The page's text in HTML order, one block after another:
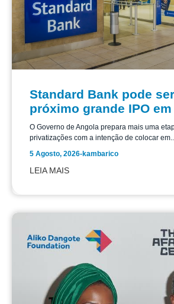
Standard Bank pode
próximo grande IPO
O Governo de Angola prepara mais uma
privatizações com a intenção de colocar
5 Agosto, 2026-kambarico
LEIA MAIS